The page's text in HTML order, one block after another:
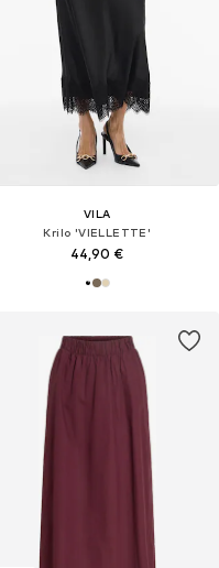
VILA
Krilo 'VIELLETTE'
44,90 €